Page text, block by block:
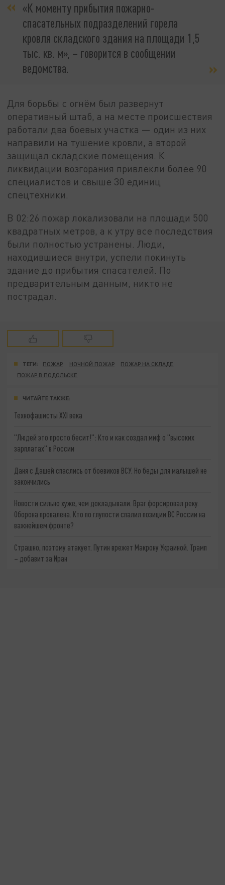
«К моменту прибытия пожарно-
спасательных подразделений горела
кровля складского здания на площади 1,5
тыс. кв. м», – говорится в сообщении
ведомства.
Для борьбы с огнём был развернут
оперативный штаб, а на месте происшествия
работали два боевых участка — один из них
направили на тушение кровли, а второй
защищал складские помещения. К
ликвидации возгорания привлекли более 90
специалистов и свыше 30 единиц
спецтехники.
В 02:26 пожар локализовали на площади 500
квадратных метров, а к утру все последствия
были полностью устранены. Люди,
находившиеся внутри, успели покинуть
здание до прибытия спасателей. По
предварительным данным, никто не
пострадал.
ТЕГИ: ПОЖАР НОЧНОЙ ПОЖАР
ПОЖАР НА СКЛАДЕ
ПОЖАР В ПОДОЛЬСКЕ
ЧИТАЙТЕ ТАКЖЕ:
Технофашисты XXI века
"Людей это просто бесит!": Кто и как создал миф о "высоких
зарплатах" в России
Даня с Дашей спаслись от боевиков ВСУ. Но беды для малышей не
закончились
Новости сильно хуже, чем докладывали. Враг форсировал реку.
Оборона провалена. Кто по глупости спалил позиции ВС России на
важнейшем фронте?
Страшно, поэтому атакует. Путин врежет Макрону Украиной. Трамп
– добавит за Иран